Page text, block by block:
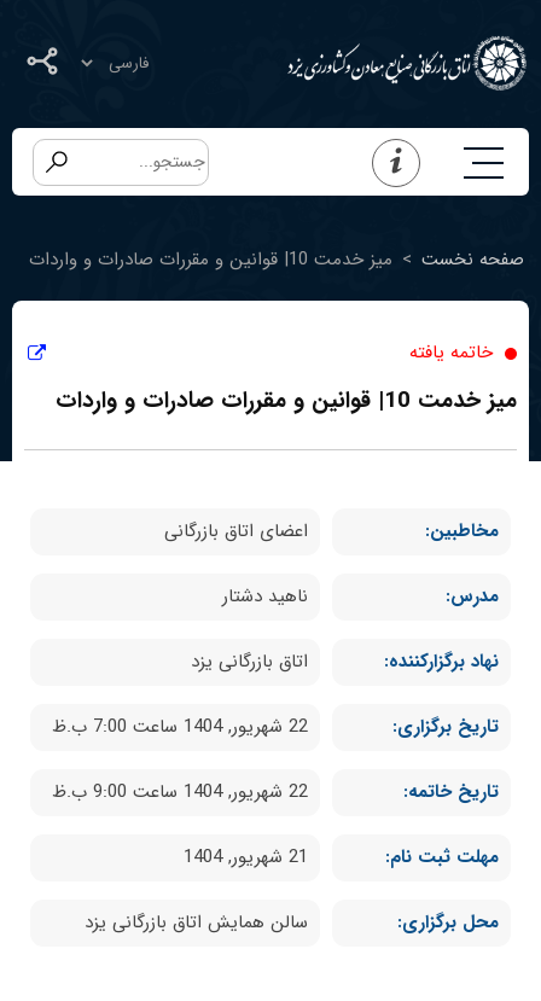
صفحه نخست > میز خدمت 10| قوانین و مقررات صادرات و واردات
خاتمه یافته
میز خدمت 10| قوانین و مقررات صادرات و واردات
مخاطبین: اعضای اتاق بازرگانی
مدرس: ناهید دشتار
نهاد برگزارکننده: اتاق بازرگانی یزد
تاریخ برگزاری: 22 شهریور, 1404 ساعت 7:00 ب.ظ
تاریخ خاتمه: 22 شهریور, 1404 ساعت 9:00 ب.ظ
مهلت ثبت نام: 21 شهریور, 1404
محل برگزاری: سالن همایش اتاق بازرگانی یزد